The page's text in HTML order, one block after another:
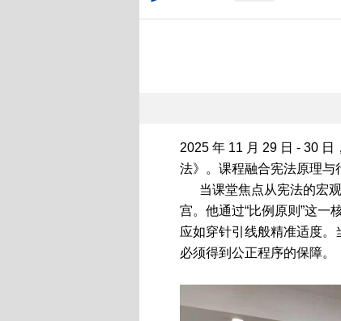
2025 年 11 月 29 日 - 30
法》。课程融合宪法原理与
当课堂焦点从宪法的宏观
宫。他通过“比例原则”这
应如穿针引线般精准适度。
必须得到公正程序的保障。